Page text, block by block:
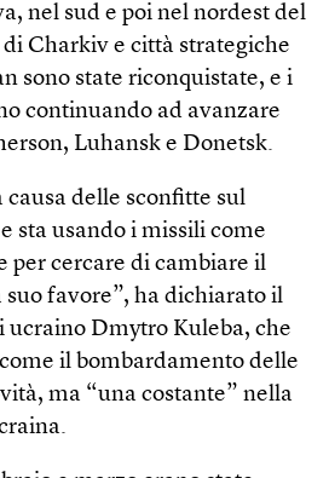
nel sud e poi nel nordest del
Charkiv e città strategiche
sono state riconquistate, e i
continuando ad avanzare
Luhansk e Donetsk.
causa delle sconfitte sul
sta usando i missili come
per cercare di cambiare il
suo favore”, ha dichiarato il
ucraino Dmytro Kuleba, che
il bombardamento delle
ma “una costante” nella